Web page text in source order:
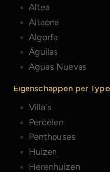
Altea
Altaona
Algorfa
Águilas
Aguas Nuevas
Eigenschappen per Type
Villa's
Percelen
Penthouses
Huizen
Herenhuizen